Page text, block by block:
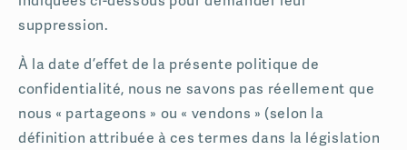
suppression.
À la date d’effet de la présente politique de
confidentialité, nous ne savons pas réellement que
nous « partageons » ou « vendons » (selon la
définition attribuée à ces termes dans la législation